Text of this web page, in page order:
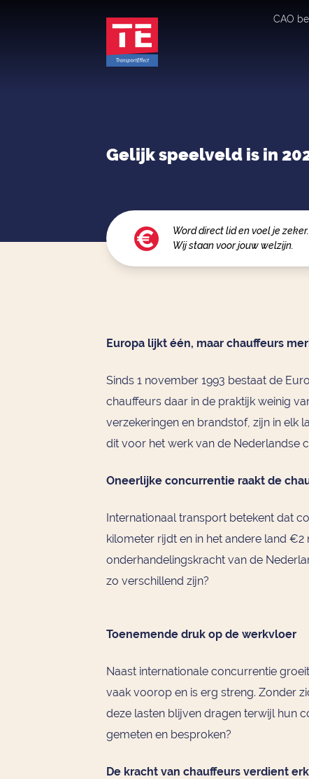
CAO
Gelijk speelveld is in
Word direct lid en voel je zeker.
Wij staan voor jouw welzijn.
Europa lijkt één, maar chauffeurs
Sinds 1 november 1993 bestaat de
chauffeurs daar in de praktijk weinig
verzekeringen en brandstof, zijn in elk
dit voor het werk van de Nederlandse
Oneerlijke concurrentie raakt de
Internationaal transport betekent dat
kilometer rijdt en in het andere land
onderhandelingskracht van de
zo verschillend zijn?
Toenemende druk op de werkvloer
Naast internationale concurrentie
vaak voorop en is erg streng. Zonder
deze lasten blijven dragen terwijl hun
gemeten en besproken?
De kracht van chauffeurs verdient